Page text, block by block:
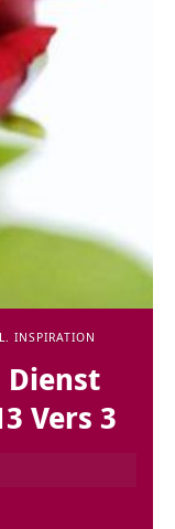
INSPIRATION
Dienst
Vers 3